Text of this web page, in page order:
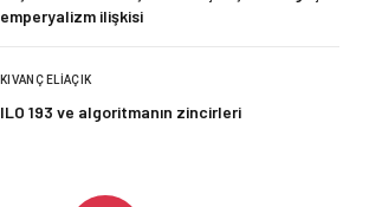
emperyalizm ilişkisi
KIVANÇ ELIAÇIK
ILO 193 ve algoritmanın zincirleri